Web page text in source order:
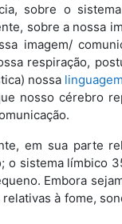
sobre o
sobre a nossa
imagem/
respiração,
nossa
nosso cérebro
em sua parte
o sistema límbico
Embora
à fome,